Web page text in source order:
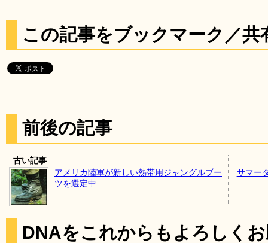
この記事をブックマーク／共
前後の記事
古い記事
アメリカ陸軍が新しい熱帯用ジャングルブー
ツを選定中
サマー
DNAをこれからもよろしく